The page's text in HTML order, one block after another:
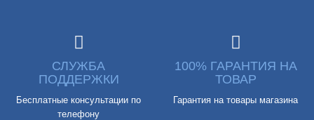
СЛУЖБА
ПОДДЕРЖКИ
Бесплатные консультации по
телефону
100% ГАРАНТИЯ НА
ТОВАР
Гарантия на товары магазина